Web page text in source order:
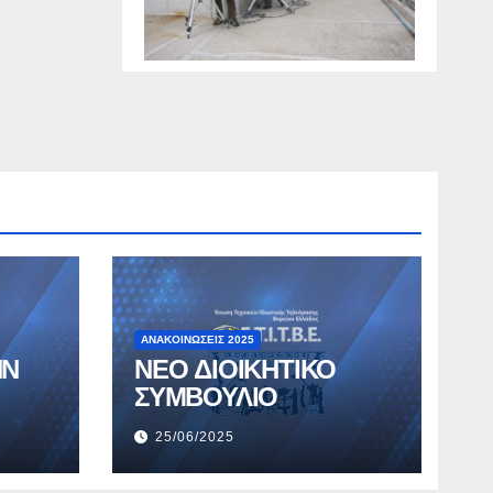
ΑΝΑΚΟΙΝΏΣΕΙΣ 2025
ΝΕΟ ΔΙΟΙΚΗΤΙΚΟ
ΣΥΜΒΟΥΛΙΟ
25/06/2025